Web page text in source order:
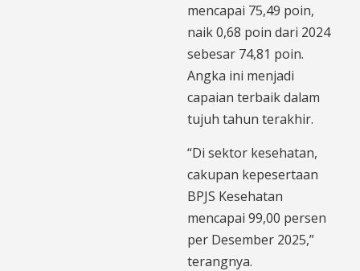
mencapai 75,49 poin,
naik 0,68 poin dari 2024
sebesar 74,81 poin.
Angka ini menjadi
capaian terbaik dalam
tujuh tahun terakhir.
“Di sektor kesehatan,
cakupan kepesertaan
BPJS Kesehatan
mencapai 99,00 persen
per Desember 2025,”
terangnya.